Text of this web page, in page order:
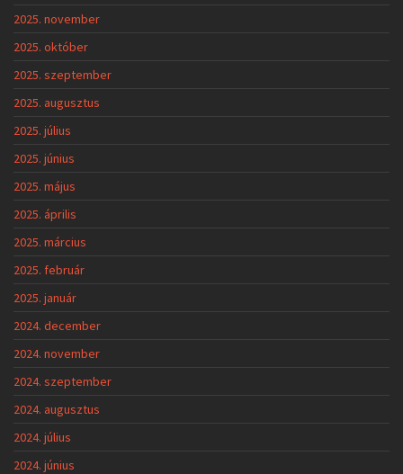
2025. november
2025. október
2025. szeptember
2025. augusztus
2025. július
2025. június
2025. május
2025. április
2025. március
2025. február
2025. január
2024. december
2024. november
2024. szeptember
2024. augusztus
2024. július
2024. június